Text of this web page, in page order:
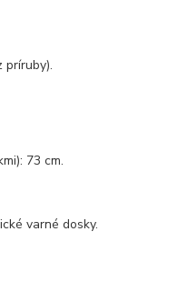
príruby).
73 cm.
varné dosky.